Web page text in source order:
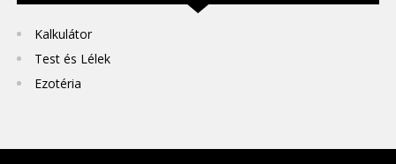
Kalkulátor
Test és Lélek
Ezotéria